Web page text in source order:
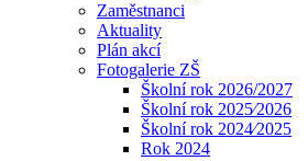
Zaměstnanci
Aktuality
Plán akcí
Fotogalerie ZŠ
Školní rok 2026/2027
Školní rok 2025⁄2026
Školní rok 2024⁄2025
Rok 2024